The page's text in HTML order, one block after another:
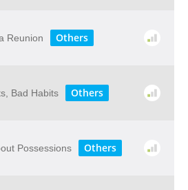
Reunion Others
Bad Habits Others
Possessions Others